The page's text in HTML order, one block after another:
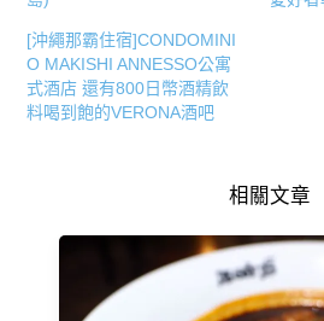
[沖繩那霸住宿]CONDOMINI
O MAKISHI ANNESSO公寓
式酒店 還有800日幣酒精飲
料喝到飽的VERONA酒吧
相關文章